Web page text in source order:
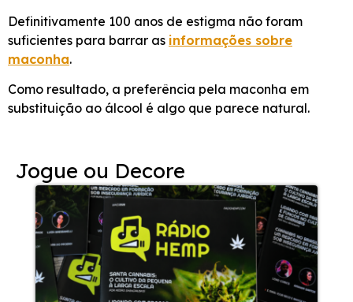
Definitivamente 100 anos de estigma não foram
suficientes para barrar as informações sobre
maconha.
Como resultado, a preferência pela maconha em
substituição ao álcool é algo que parece natural.
Jogue ou Decore